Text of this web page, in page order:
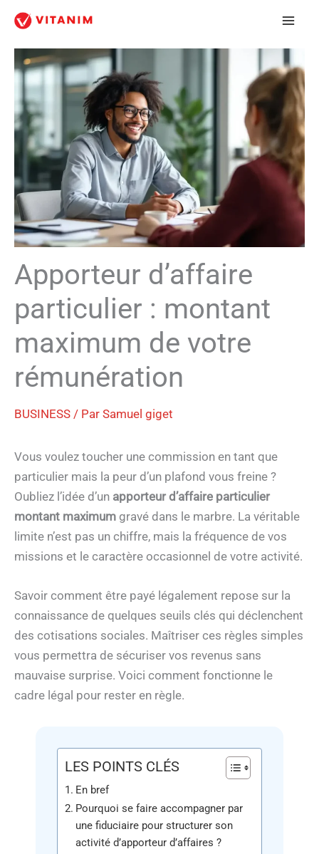
Aller
contenu
Apporteur d’affaire
particulier : montant
maximum de votre
rémunération
BUSINESS / Par Samuel giget
Vous voulez toucher une commission en tant que
particulier mais la peur d’un plafond vous freine ?
Oubliez l’idée d’un apporteur d’affaire particulier
montant maximum gravé dans le marbre. La véritable
limite n’est pas un chiffre, mais la fréquence de vos
missions et le caractère occasionnel de votre activité.
Savoir comment être payé légalement repose sur la
connaissance de quelques seuils clés qui déclenchent
des cotisations sociales. Maîtriser ces règles simples
vous permettra de sécuriser vos revenus sans
mauvaise surprise. Voici comment fonctionne le
cadre légal pour rester en règle.
LES POINTS CLÉS
En bref
Pourquoi se faire accompagner par
une fiduciaire pour structurer son
activité d’apporteur d’affaires ?